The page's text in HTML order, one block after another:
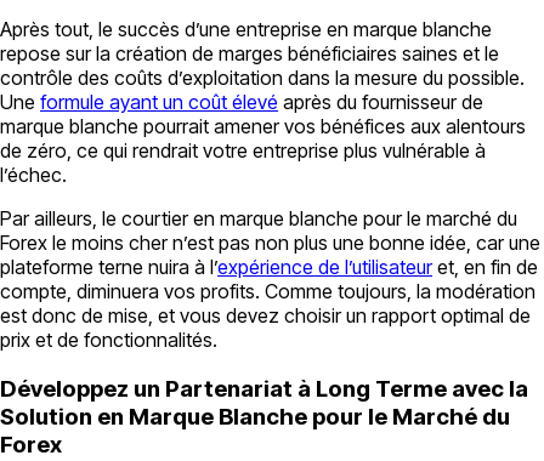
Après tout, le succès d’une entreprise en marque blanche
repose sur la création de marges bénéficiaires saines et le
contrôle des coûts d’exploitation dans la mesure du possible.
Une formule ayant un coût élevé après du fournisseur de
marque blanche pourrait amener vos bénéfices aux alentours
de zéro, ce qui rendrait votre entreprise plus vulnérable à
l’échec.
Par ailleurs, le courtier en marque blanche pour le marché du
Forex le moins cher n’est pas non plus une bonne idée, car une
plateforme terne nuira à l’expérience de l’utilisateuret, en fin de
compte, diminuera vos profits. Comme toujours, la modération
est donc de mise, et vous devez choisir un rapport optimal de
prix et de fonctionnalités.
Développez un Partenariat à Long Terme avec la
Solution en Marque Blanche pour le Marché du
Forex